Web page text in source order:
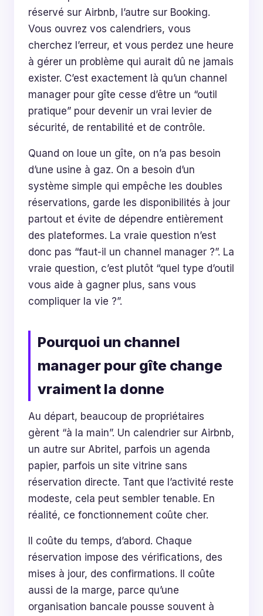
réservé sur Airbnb, l’autre sur Booking.
Vous ouvrez vos calendriers, vous
cherchez l’erreur, et vous perdez une heure
à gérer un problème qui aurait dû ne jamais
exister. C’est exactement là qu’un channel
manager pour gîte cesse d’être un “outil
pratique” pour devenir un vrai levier de
sécurité, de rentabilité et de contrôle.
Quand on loue un gîte, on n’a pas besoin
d’une usine à gaz. On a besoin d’un
système simple qui empêche les doubles
réservations, garde les disponibilités à jour
partout et évite de dépendre entièrement
des plateformes. La vraie question n’est
donc pas “faut-il un channel manager ?”. La
vraie question, c’est plutôt “quel type d’outil
vous aide à gagner plus, sans vous
compliquer la vie ?”.
Pourquoi un channel
manager pour gîte change
vraiment la donne
Au départ, beaucoup de propriétaires
gèrent “à la main”. Un calendrier sur Airbnb,
un autre sur Abritel, parfois un agenda
papier, parfois un site vitrine sans
réservation directe. Tant que l’activité reste
modeste, cela peut sembler tenable. En
réalité, ce fonctionnement coûte cher.
Il coûte du temps, d’abord. Chaque
réservation impose des vérifications, des
mises à jour, des confirmations. Il coûte
aussi de la marge, parce qu’une
organisation bancale pousse souvent à